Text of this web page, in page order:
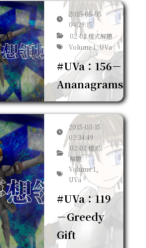
2015-05-05
04:29:15
02-02 程式解題
Volume 1, UVa
#UVa：156－
Ananagrams
2015-03-15
02:34:49
02-02 程式
解題
Volume 1,
UVa
#UVa：119
－Greedy
Gift